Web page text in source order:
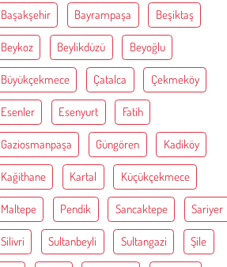
Başakşehir Bayrampaşa Beşiktaş
Beykoz Beylikdüzü Beyoğlu
Büyükçekmece Çatalca Çekmeköy
Esenler Esenyurt Fatih
Gaziosmanpaşa Güngören Kadiköy
Kağithane Kartal Küçükçekmece
Maltepe Pendik Sancaktepe Sariyer
Silivri Sultanbeyli Sultangazi Şile